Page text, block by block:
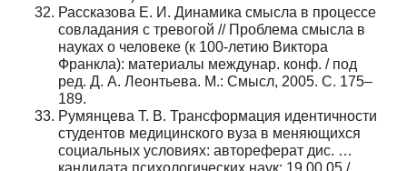
Рассказова Е. И. Динамика смысла в процессе
совладания с тревогой // Проблема смысла в
науках о человеке (к 100‑летию Виктора
Франкла): материалы междунар. конф. / под
ред. Д. А. Леонтьева. М.: Смысл, 2005. С. 175–
189.
Румянцева Т. В. Трансформация идентичности
студентов медицинского вуза в меняющихся
социальных условиях: автореферат дис. …
кандидата психологических наук: 19.00.05 /